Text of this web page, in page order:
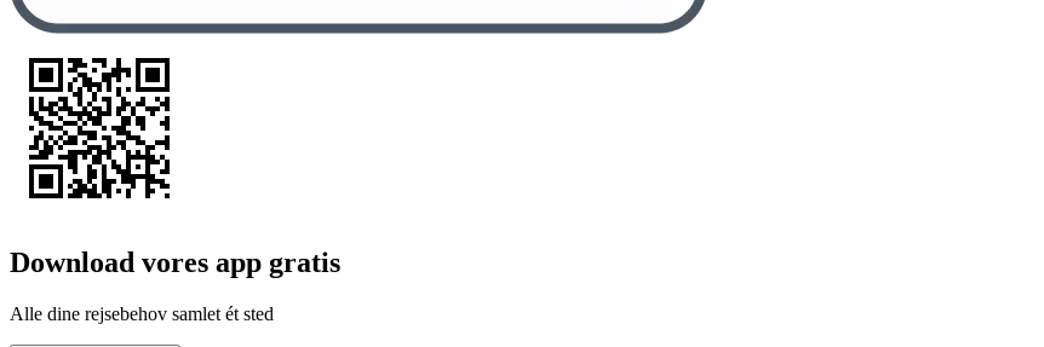
Download vores app gratis
Alle dine rejsebehov samlet ét sted